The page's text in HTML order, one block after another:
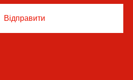
Відправити